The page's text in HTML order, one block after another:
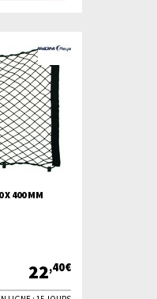
X 400 MM
22,40€